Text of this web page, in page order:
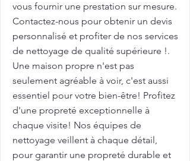
vous fournir une prestation sur mesure.
Contactez-nous pour obtenir un devis
personnalisé et profiter de nos services
de nettoyage de qualité supérieure !.
Une maison propre n'est pas
seulement agréable à voir, c'est aussi
essentiel pour votre bien-être! Profitez
d'une propreté exceptionnelle à
chaque visite! Nos équipes de
nettoyage veillent à chaque détail,
pour garantir une propreté durable et